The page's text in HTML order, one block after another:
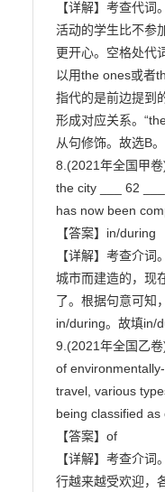
【详解】考查代
活动的学生比不参
更开心。空格处代
以用the ones或者
指代的是前边提到
形成对应关系。
从句修饰。故选B。
8.(2021年全国甲
the city ___ 62
has now been
【答案】in/during
【详解】考查介
城市而建造的，现
了。根据句意可知
in/during。故填in/
9.(2021年全国乙
of
travel, various
being classified as
【答案】of
【详解】考查介
行越来越受欢迎，